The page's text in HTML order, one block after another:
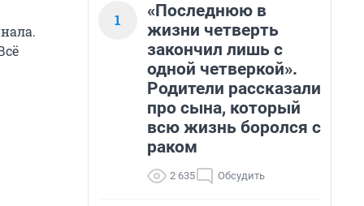
1
«Последнюю в
жизни четверть
закончил лишь с
одной четверкой».
Родители рассказали
про сына, который
всю жизнь боролся с
раком
2 635 Обсудить